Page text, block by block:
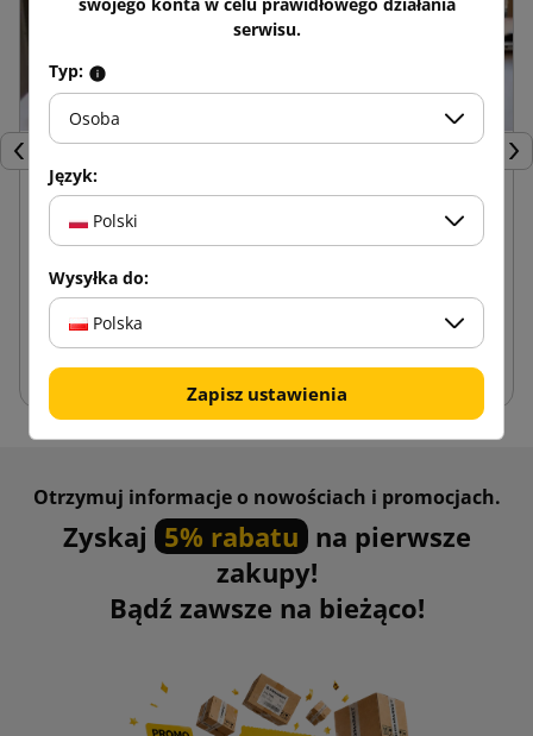
Poprzedni
Zalety kartonów fasonowych w
porównaniu do innych opakowań
Zalety kartonów fasonowych w porównaniu do innych
opakowań Najlepszy, najpraktyczniejszy czy
najładniejszy? – Choć te słowa mogą kojarzyć się ...
Otrzymuj informacje o nowościach i promocjach.
Zyskaj 5% rabatu na pierwsze
zakupy!
Bądź zawsze na bieżąco!
swojego konta w celu prawidłowego działania
serwisu.
Typ:
Osoba
Język:
Polski
Wysyłka do:
Polska
Zapisz ustawienia